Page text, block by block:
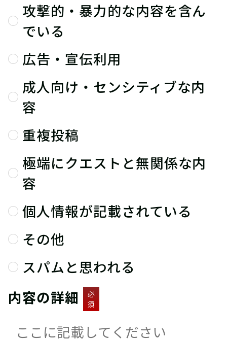
攻撃的・暴力的な内容を含ん
でいる
広告・宣伝利用
成人向け・センシティブな内
容
重複投稿
極端にクエストと無関係な内
容
個人情報が記載されている
その他
スパムと思われる
内容の詳細
必
須